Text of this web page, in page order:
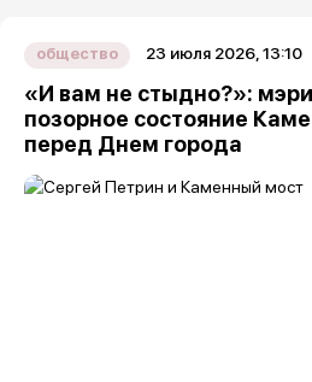
общество 23 июля 2026, 13:10
«И вам не стыдно?»:
позорное состояние
перед Днем города